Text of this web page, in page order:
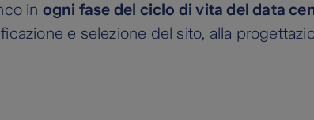
in ogni fase del ciclo di vita del data
e selezione del sito, alla